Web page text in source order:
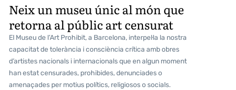
Neix un museu únic al món que
retorna al públic art censurat
El Museu de l’Art Prohibit, a Barcelona, interpel·la la nostra
capacitat de tolerància i consciència crítica amb obres
d’artistes nacionals i internacionals que en algun moment
han estat censurades, prohibides, denunciades o
amenaçades per motius polítics, religiosos o socials.